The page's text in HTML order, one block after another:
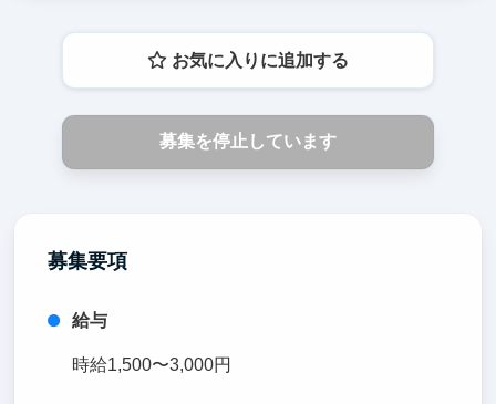
お気に入りに追加する
募集を停止しています
募集要項
給与
時給1,500〜3,000円